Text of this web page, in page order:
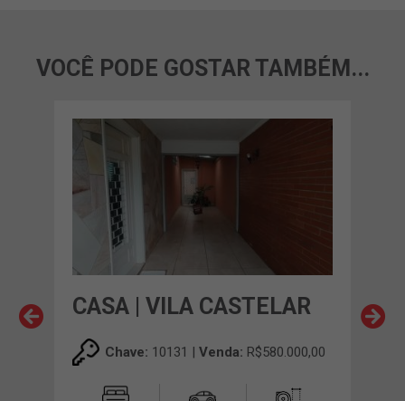
VOCÊ PODE GOSTAR TAMBÉM...
CASA | VILA CASTELAR
Chave: 10131 | Venda: R$580.000,00
IV